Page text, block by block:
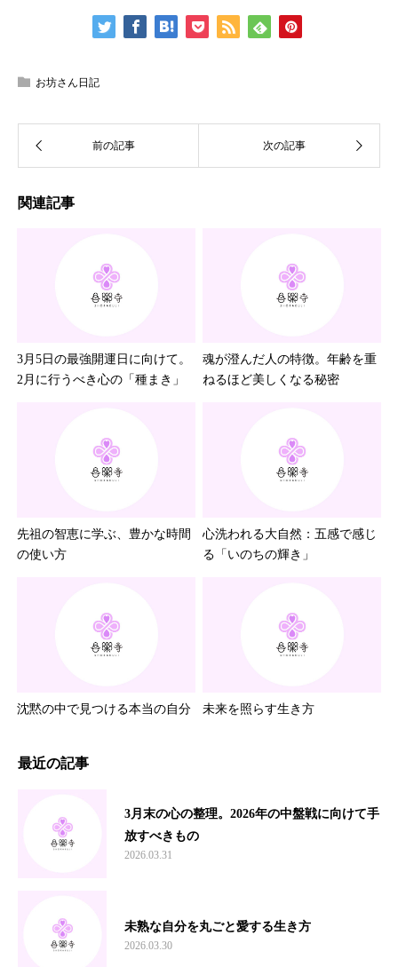
お坊さん日記
関連記事
3月5日の最強開運日に向けて。
2月に行うべき心の「種まき」
魂が澄んだ人の特徴。年齢を重
ねるほど美しくなる秘密
先祖の智恵に学ぶ、豊かな時間
の使い方
心洗われる大自然：五感で感じ
る「いのちの輝き」
沈黙の中で見つける本当の自分 未来を照らす生き方
最近の記事
3月末の心の整理。2026年の中盤戦に向けて手
放すべきもの
2026.03.31
未熟な自分を丸ごと愛する生き方
2026.03.30